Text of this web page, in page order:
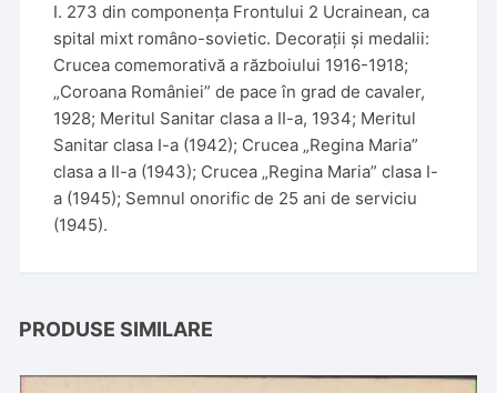
I. 273 din componența Frontului 2 Ucrainean, ca
spital mixt româno-sovietic. Decorații și medalii:
Crucea comemorativă a războiului 1916-1918;
„Coroana României” de pace în grad de cavaler,
1928; Meritul Sanitar clasa a II-a, 1934; Meritul
Sanitar clasa I-a (1942); Crucea „Regina Maria”
clasa a II-a (1943); Crucea „Regina Maria” clasa I-
a (1945); Semnul onorific de 25 ani de serviciu
(1945).
PRODUSE SIMILARE